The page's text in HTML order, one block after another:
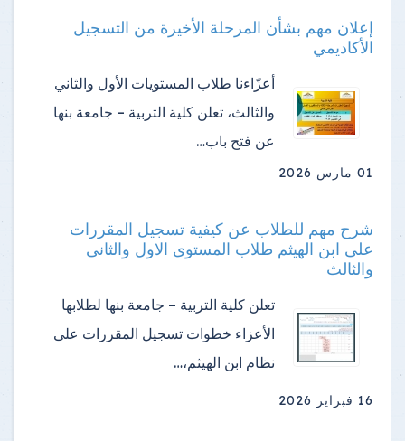
إعلان مهم بشأن المرحلة الأخيرة من التسجيل
الأكاديمي
أعزّاءنا طلاب المستويات الأول والثاني
والثالث، تعلن كلية التربية – جامعة بنها
عن فتح باب…
01 مارس 2026
شرح مهم للطلاب عن كيفية تسجيل المقررات
على ابن الهيثم طلاب المستوى الاول والثانى
والثالث
تعلن كلية التربية – جامعة بنها لطلابها
الأعزاء خطوات تسجيل المقررات على
نظام ابن الهيثم،…
16 فبراير 2026